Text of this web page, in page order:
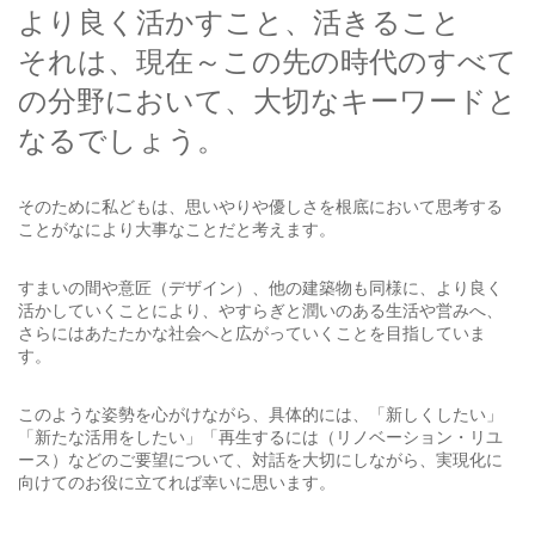
より良く活かすこと、活きること
それは、現在～この先の時代のすべて
の分野において、大切なキーワードと
なるでしょう。
そのために私どもは、思いやりや優しさを根底において思考する
ことがなにより大事なことだと考えます。
すまいの間や意匠（デザイン）、他の建築物も同様に、より良く
活かしていくことにより、やすらぎと潤いのある生活や営みへ、
さらにはあたたかな社会へと広がっていくことを目指していま
す。
このような姿勢を心がけながら、具体的には、「新しくしたい」
「新たな活用をしたい」「再生するには（リノベーション・リユ
ース）などのご要望について、対話を大切にしながら、実現化に
向けてのお役に立てれば幸いに思います。